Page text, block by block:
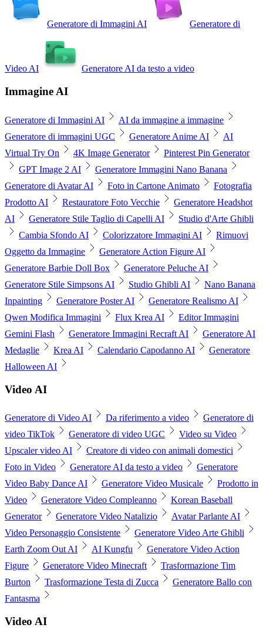
Generatore di Immagini AI Generatore di
Video AI Generatore AI da testo a video
Immagine AI
Generatore di Immagini AI
AI da immagine a immagine
Generatore di immagini UGC
Generatore Anime AI
AI
Virtual Try On
4K Image Generator
Pinterest Pin Generator
GPT Image 2 AI
Generatore Immagini Nano Banana
Generatore di Avatar AI
Foto in Cartone Animato
Fotografia
Prodotto AI
Restauratore Foto Vecchie
Generatore Headshot
AI
Generatore Stile Taglio di Capelli AI
Studio d'Arte Ghibli
Cambia Sfondo AI
Colorizzatore Immagini AI
Rimuovi
Oggetto da Immagine
Generatore Action Figure AI
Generatore Barbie Doll Box
Generatore Peluche AI
Generatore Stile Simpsons AI
Studio Ghibli AI
Nano Banana
Inpainting
Generatore Poster AI
Generatore Realismo AI
Qwen Modifica Immagini
Flux Krea AI
Editor Immagini
Gemini Flash
Generatore Immagini Recraft AI
Generatore AI
Medaglie
Krea AI Calendario Capodanno AI
Generatore
Halloween AI
Video AI
Generatore di Video AI Da riferimento a video
Generatore di
video TikTok
Generatore di video UGC
Video su Video
Upscaler video AI
Creatore di video con animali domestici
Foto in Video
Generatore AI da testo a video
Generatore
Video Baby Dance AI
Generatore Video Musicale
Prodotto in
Video
Generatore Video Compleanno
Korean Baseball
Generator
Generatore Video Natalizio
Avatar Parlante AI
Video Personaggio Consistente
Generatore Video Arte Ghibli
Earth Zoom Out AI
AI Kungfu
Generatore Video Action
Figure
Generatore Video Minecraft
Trasformazione Tim
Burton
Trasformazione Testa di Zucca
Generatore Ballo con
Fantasma
Video AI